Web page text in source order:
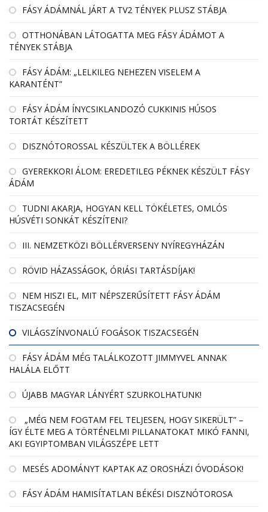
FÁSY ÁDÁMNÁL JÁRT A TV2 TÉNYEK PLUSZ STÁBJA
OTTHONÁBAN LÁTOGATTA MEG FÁSY ÁDÁMOT A
TÉNYEK STÁBJA
FÁSY ÁDÁM: „LELKILEG NEHEZEN VISELEM A
KARANTÉNT”
FÁSY ÁDÁM ÍNYCSIKLANDOZÓ CUKKINIS HÚSOS
TORTÁT KÉSZÍTETT
DISZNÓTOROSSAL KÉSZÜLTEK A BÖLLÉREK
GYEREKKORI ÁLOM: EREDETILEG PÉKNEK KÉSZÜLT FÁSY
ÁDÁM
TUDNI AKARJA, HOGYAN KELL TÖKÉLETES, OMLÓS
HÚSVÉTI SONKÁT KÉSZÍTENI?
III. NEMZETKÖZI BÖLLÉRVERSENY NYÍREGYHÁZÁN
RÖVID HÁZASSÁGOK, ÓRIÁSI TARTÁSDÍJAK!
NEM HISZI EL, MIT NÉPSZERŰSÍTETT FÁSY ÁDÁM
TISZACSEGÉN
VILÁGSZÍNVONALÚ FOGÁSOK TISZACSEGÉN
FÁSY ÁDÁM MÉG TALÁLKOZOTT JIMMYVEL ANNAK
HALÁLA ELŐTT
ÚJABB MAGYAR LÁNYÉRT SZURKOLHATUNK!
„MÉG NEM FOGTAM FEL TELJESEN, HOGY SIKERÜLT” –
ÍGY ÉLTE MEG A TÖRTÉNELMI PILLANATOKAT MIKÓ FANNI,
AKI EGYIPTOMBAN VILÁGSZÉPE LETT
MESÉS ADOMÁNYT KAPTAK AZ OROSHÁZI ÓVODÁSOK!
FÁSY ÁDÁM HAMISÍTATLAN BÉKÉSI DISZNÓTOROSA